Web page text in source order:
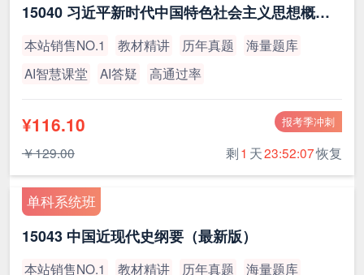
15040 习近平新时代中国特色社会主义思想概论（最新版）
本站销售NO.1 教材精讲 历年真题
海量题库
AI智慧课堂
AI答疑 高通过率
报考季冲刺
¥116.10
￥129.00 剩1 天23:52:07恢复
单科系统班
15043 中国近现代史纲要（最新版）
本站销售NO.1 教材精讲 历年真题 海量题库